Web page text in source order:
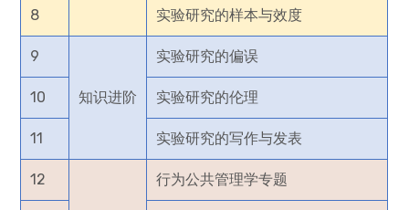
8 实验研究的样本与效度
9
知识进阶
实验研究的偏误
10 实验研究的伦理
11 实验研究的写作与发表
12 行为公共管理学专题